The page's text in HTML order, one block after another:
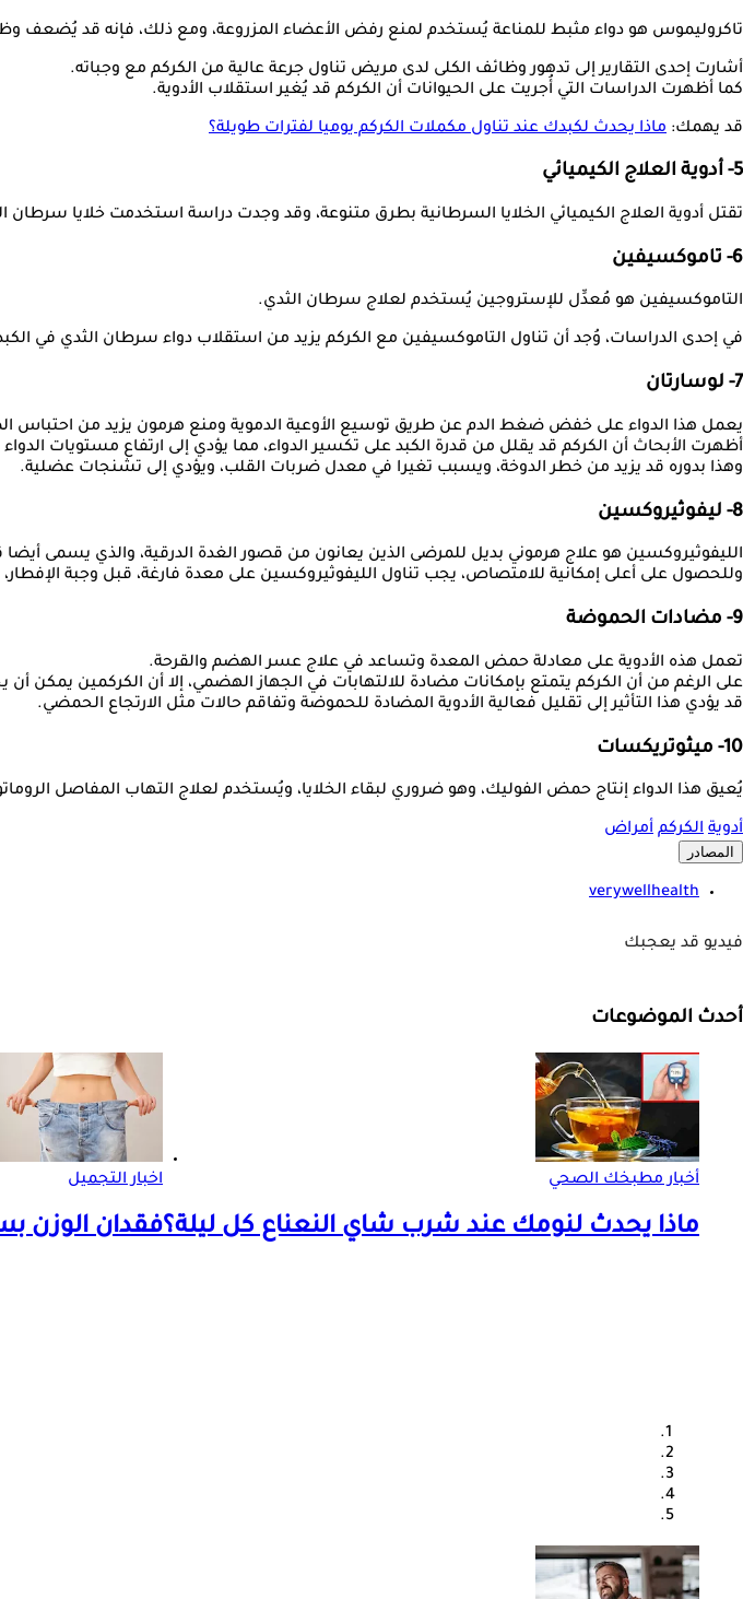
تاكروليموس هو دواء مثبط للمناعة يُستخدم لمنع رفض الأعضاء المزروعة، ومع ذلك، فإنه قد يُضعف
أشارت إحدى التقارير إلى تدهور وظائف الكلى لدى مريض تناول جرعة عالية من الكركم مع وجباته.
كما أظهرت الدراسات التي أُجريت على الحيوانات أن الكركم قد يُغير استقلاب الأدوية.
قد يهمك: ماذا يحدث لكبدك عند تناول مكملات الكركم يوميا لفترات طويلة؟
5- أدوية العلاج الكيميائي
تقتل أدوية العلاج الكيميائي الخلايا السرطانية بطرق متنوعة، وقد وجدت دراسة استخدمت خلايا سرطان
6- تاموكسيفين
التاموكسيفين هو مُعدِّل للإستروجين يُستخدم لعلاج سرطان الثدي.
في إحدى الدراسات، وُجد أن تناول التاموكسيفين مع الكركم يزيد من استقلاب دواء سرطان الثدي في
7- لوسارتان
يعمل هذا الدواء على خفض ضغط الدم عن طريق توسيع الأوعية الدموية ومنع هرمون يزيد من احتباس
أظهرت الأبحاث أن الكركم قد يقلل من قدرة الكبد على تكسير الدواء، مما يؤدي إلى ارتفاع مستويات
وهذا بدوره قد يزيد من خطر الدوخة، ويسبب تغيرا في معدل ضربات القلب، ويؤدي إلى تشنجات عضلية.
8- ليفوثيروكسين
الليفوثيروكسين هو علاج هرموني بديل للمرضى الذين يعانون من قصور الغدة الدرقية، والذي يسمى أيضا
وللحصول على أعلى إمكانية للامتصاص، يجب تناول الليفوثيروكسين على معدة فارغة، قبل وجبة
9- مضادات الحموضة
تعمل هذه الأدوية على معادلة حمض المعدة وتساعد في علاج عسر الهضم والقرحة.
على الرغم من أن الكركم يتمتع بإمكانات مضادة للالتهابات في الجهاز الهضمي، إلا أن الكركمين يمكن
قد يؤدي هذا التأثير إلى تقليل فعالية الأدوية المضادة للحموضة وتفاقم حالات مثل الارتجاع الحمضي.
10- ميثوتريكسات
يُعيق هذا الدواء إنتاج حمض الفوليك، وهو ضروري لبقاء الخلايا، ويُستخدم لعلاج التهاب المفاصل
أدوية الكركم أمراض
المصادر
verywellhealth
فيديو قد يعجبك
أحدث الموضوعات
أخبار مطبخك الصحي
ماذا يحدث لنومك عند شرب شاي النعناع كل ليلة؟
اخبار التجميل
فقدان الوزن